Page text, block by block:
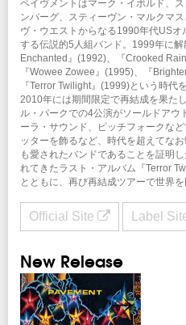
新型コロナウイルス感染拡大防止ガイド
こちらよりご確認ください
INFO
クリエイティブマン：03-3499-6669
オペレーター電話対応時間変更のお知らせ
協力：ビートインク
制作・招聘：クリエイティブマン
ペイヴメントはマーク・イボルド、
ンバーグ、スティーヴン・マルクマ
ヴ・ウエストからなる1990年代US
する伝説的5人組バンド。1999年に
Enchanted』(1992)、『Crooked
『Wowee Zowee』(1995)、『
『Terror Twilight』(1999)という時代
2010年には期間限定で再結成を果た
ル・パークでの4公演がソールドアウ
ーラ・サウンド、ピッチフォークな
ッターを飾るなど、時代を超えてな
も愛されたバンドであることを証明
れてきたラスト・アルバム『Terror
とともに、再び再結成ツアーで世界
Official Site Label
New Release